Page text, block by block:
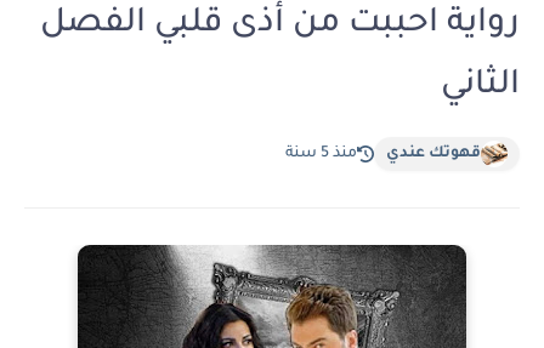
رواية احببت من أذى قلبي الفصل
الثاني
قهوتك عندي منذ 5 سنة